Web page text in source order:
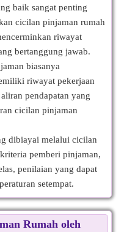
baik sangat penting
cicilan pinjaman rumah
riwayat
bertanggung jawab.
biasanya
riwayat pekerjaan
pendapatan yang
cicilan pinjaman
dibiayai melalui cicilan
pemberi pinjaman,
penilaian yang dapat
setempat.
Rumah oleh